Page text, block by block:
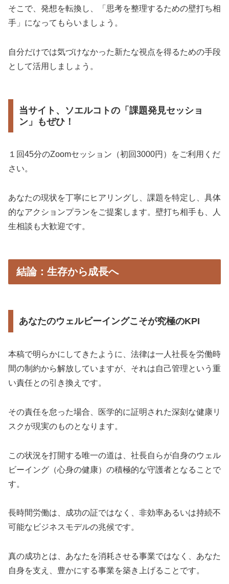
そこで、発想を転換し、「思考を整理するための壁打ち相
手」になってもらいましょう。
自分だけでは気づけなかった新たな視点を得るための手段
として活用しましょう。
当サイト、ソエルコトの「課題発見セッショ
ン」もぜひ！
１回45分のZoomセッション（初回3000円）をご利用くだ
さい。
あなたの現状を丁寧にヒアリングし、課題を特定し、具体
的なアクションプランをご提案します。壁打ち相手も、人
生相談も大歓迎です。
結論：生存から成長へ
あなたのウェルビーイングこそが究極のKPI
本稿で明らかにしてきたように、法律は一人社長を労働時
間の制約から解放していますが、それは自己管理という重
い責任との引き換えです。
その責任を怠った場合、医学的に証明された深刻な健康リ
スクが現実のものとなります。
この状況を打開する唯一の道は、社長自らが自身のウェル
ビーイング（心身の健康）の積極的な守護者となることで
す。
長時間労働は、成功の証ではなく、非効率あるいは持続不
可能なビジネスモデルの兆候です。
真の成功とは、あなたを消耗させる事業ではなく、あなた
自身を支え、豊かにする事業を築き上げることです。